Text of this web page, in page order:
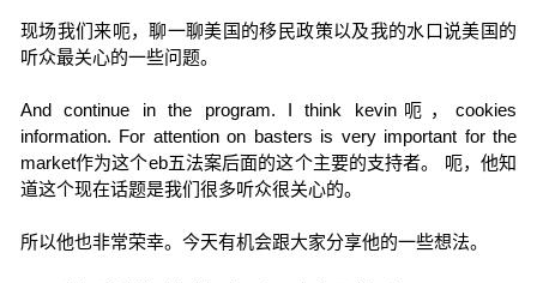
现场我们来呃，聊一聊美国的移民政策以及我的水口说美国的
听众最关心的一些问题。
And continue in the program. I think kevin呃，cookies
information. For attention on basters is very important for the
market作为这个eb五法案后面的这个主要的支持者。 呃，他知
道这个现在话题是我们很多听众很关心的。
所以他也非常荣幸。今天有机会跟大家分享他的一些想法。